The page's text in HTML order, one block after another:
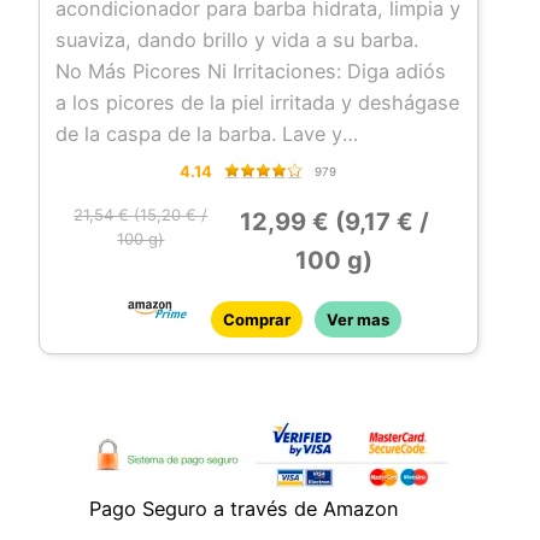
acondicionador para barba hidrata, limpia y
suaviza, dando brillo y vida a su barba.
No Más Picores Ni Irritaciones: Diga adiós
a los picores de la piel irritada y deshágase
de la caspa de la barba. Lave y
acondicione su barba, y presuma de ella.
de barba limpia y nutre en profundidad.
Con solo un poco de champú para barba
y la rica espuma hará el resto.
Contiene Aceite Natural Para Barba: Este
hecho con nuestro mejor aceite para barba
para proporcionarle la más profunda
hidratación y el mejor acondicionador para
el crecimiento de la barba.
4.14 979
21,54 € (15,20 € /
100 g)
12,99 € (9,17 € /
100 g)
Comprar Ver mas
Pago Seguro a través de Amazon